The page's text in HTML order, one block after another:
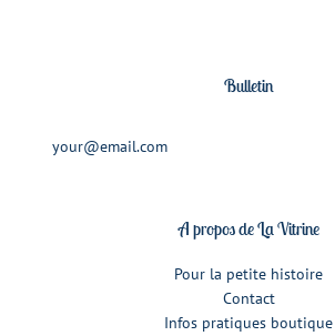
Bulletin
A propos de La Vitrine
Pour la petite histoire
Contact
Infos pratiques boutique